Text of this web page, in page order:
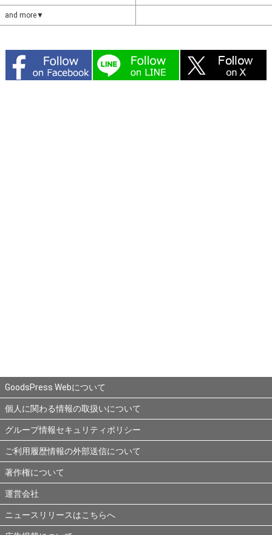
and more▼
GoodsPress Webについて
個人に関わる情報の取扱いについて
グループ情報セキュリティポリシー
ご利用履歴情報の外部送信について
著作権について
運営会社
ニュースリリースはこちらへ